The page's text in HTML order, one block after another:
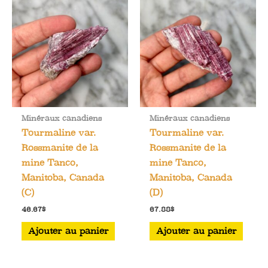
Minéraux canadiens
Tourmaline var.
Rossmanite de la
mine Tanco,
Manitoba, Canada
(C)
46.67$
Ajouter au panier
Minéraux canadiens
Tourmaline var.
Rossmanite de la
mine Tanco,
Manitoba, Canada
(D)
67.88$
Ajouter au panier